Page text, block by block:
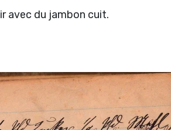
avec du jambon cuit.